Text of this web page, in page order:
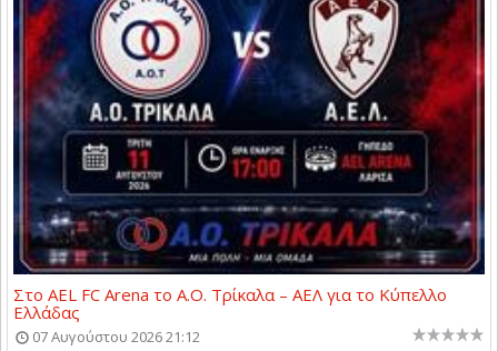
Στο AEL FC Arena το Α.Ο. Τρίκαλα – ΑΕΛ για το Κύπελλο
Ελλάδας
07 Αυγούστου 2026 21:12